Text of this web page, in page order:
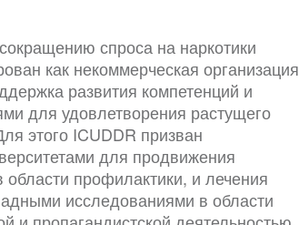
спроса на наркотики
как некоммерческая организация
развития компетенций и
для удовлетворения растущего
этого ICUDDR призван
для продвижения
области профилактики, и лечения
исследованиями в области